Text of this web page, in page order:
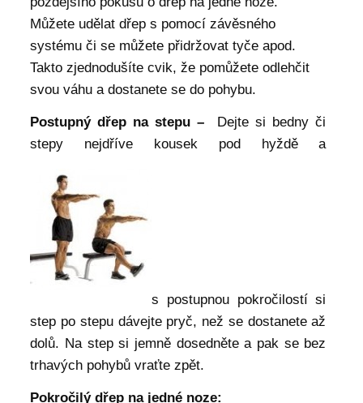
Můžete udělat dřep s pomocí závěsného
systému či se můžete přidržovat tyče apod.
Takto zjednodušíte cvik, že pomůžete odlehčit
svou váhu a dostanete se do pohybu.
Postupný dřep na stepu – Dejte si bedny či
stepy nejdříve kousek pod hyždě a
s postupnou pokročilostí si
step po stepu dávejte pryč, než se dostanete až
dolů. Na step si jemně dosedněte a pak se bez
trhavých pohybů vraťte zpět.
Pokročilý dřep na jedné noze: